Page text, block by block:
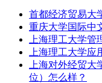
首都经济贸易大
重庆大学国际中
上海理工大学
上海理工大学应
上海对外经贸
位）怎么样？